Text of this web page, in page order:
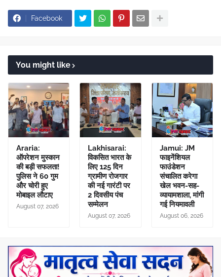
Facebook
You might like
Araria:
ऑपरेशन मुस्कान
की बड़ी सफलता!
पुलिस ने 60 गुम
और चोरी हुए
मोबाइल लौटाए
August 07, 2026
Lakhisarai:
विकसित भारत के
लिए 125 दिन
ग्रामीण रोजगार
की नई गारंटी पर
2 दिवसीय पंच
सम्मेलन
August 07, 2026
Jamui: JM
फाइनेंशियल
फाउंडेशन
संचालित करेगा
खेल भवन-सह-
व्यायामशाला, मांगी
गई नियमावली
August 06, 2026